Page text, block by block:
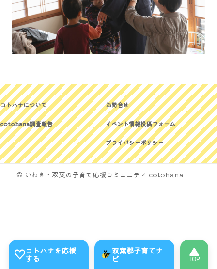
コトハナについて
cotohana調査報告
お問合せ
イベント情報投稿フォーム
プライバシーポリシー
© いわき・双葉の子育て応援コミュニティ cotohana
コトハナを応援
する
双葉郡子育てナ
ビ TOP